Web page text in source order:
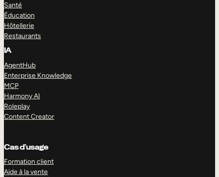
Santé
Éducation
Hôtellerie
Restaurants
IA
AgentHub
Enterprise Knowledge
MCP
Harmony AI
Roleplay
Content Creator
Cas d’usage
Formation client
Aide à la vente